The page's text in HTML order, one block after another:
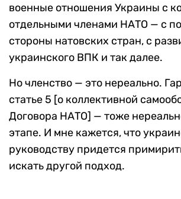
военные отношения Украины с
отдельными членами НАТО — с
стороны натовских стран, с
украинского ВПК и так далее.
Но членство — это нереально.
статье 5 [о коллективной
Договора НАТО] — тоже
этапе. И мне кажется, что
руководству придется
искать другой подход.